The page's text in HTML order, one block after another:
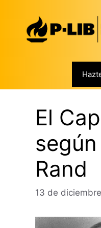
contenido
El
Rand
13 de